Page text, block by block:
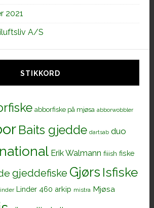
2021
A/S
STIKKORD
abborfiske på mjøsa abborwobbler
Baits gjedde dartsab duo
Erik Walmann fiiish fiske
gjeddefiske Gjørs Isfiske
Linder 460 arkip mistra Mjøsa